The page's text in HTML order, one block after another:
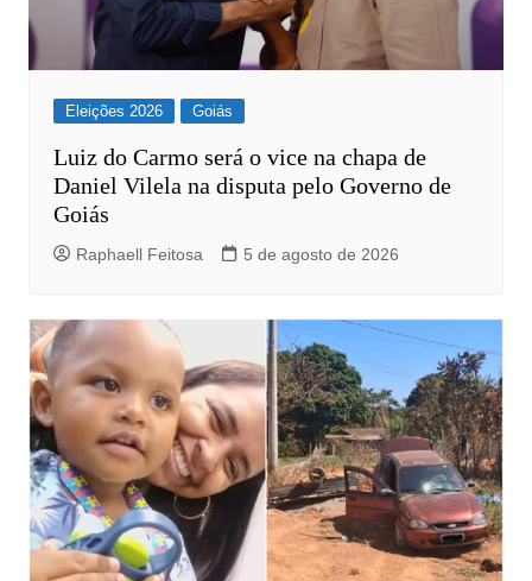
Eleições 2026 Goiás
Luiz do Carmo será o vice na chapa de
Daniel Vilela na disputa pelo Governo de
Goiás
Raphaell Feitosa 5 de agosto de 2026